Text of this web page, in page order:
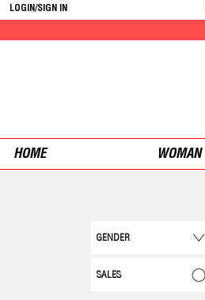
LOGIN/SIGN IN
HOME WOMAN
GENDER
SALES